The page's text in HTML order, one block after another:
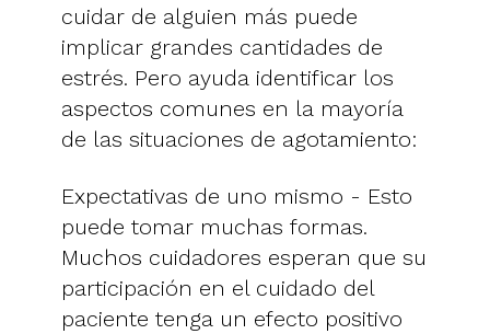
cuidar de alguien más puede
implicar grandes cantidades de
estrés. Pero ayuda identificar los
aspectos comunes en la mayoría
de las situaciones de agotamiento:
Expectativas de uno mismo - Esto
puede tomar muchas formas.
Muchos cuidadores esperan que su
participación en el cuidado del
paciente tenga un efecto positivo